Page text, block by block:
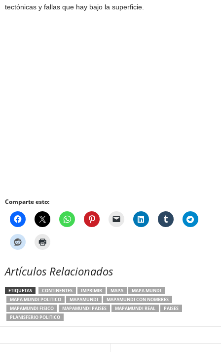
tectónicas y fallas que hay bajo la superficie.
Comparte esto:
Artículos Relacionados
ETIQUETAS CONTINENTES IMPRIMIR MAPA
MAPA MUNDI
MAPA MUNDI POLITICO
MAPAMUNDI
MAPAMUNDI CON NOMBRES
MAPAMUNDI FISICO
MAPAMUNDI PAISES MAPAMUNDI REAL
PAISES
PLANISFERIO POLITICO